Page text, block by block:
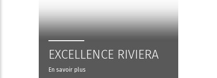
EXCELLENCE RIVIERA
En savoir plus